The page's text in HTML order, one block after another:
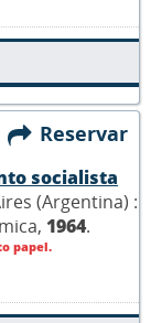
Reservar
socialista
(Argentina) :
1964.
papel.